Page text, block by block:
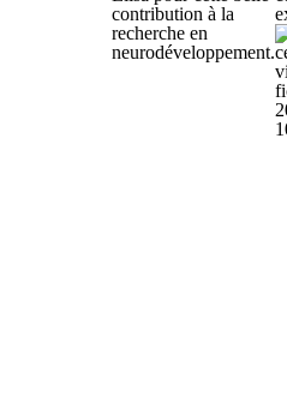
contribution à la
recherche en
neurodéveloppement.